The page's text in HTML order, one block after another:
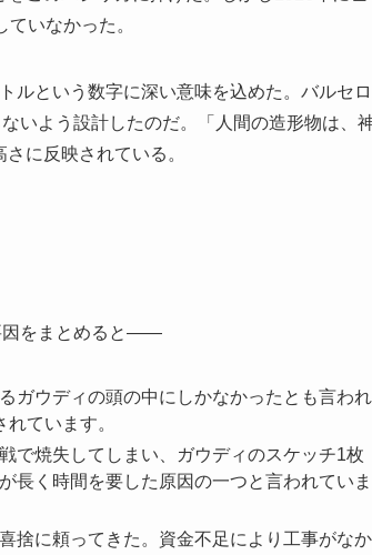
いなかった。
ルという数字に深い意味を込めた。バルセロ
いよう設計したのだ。「人間の造形物は、
に反映されている。
因をまとめると——
ガウディの頭の中にしかなかったとも言われ
ています。
で焼失してしまい、ガウディのスケッチ1枚
長く時間を要した原因の一つと言われていま
捨に頼ってきた。資金不足により工事がなか